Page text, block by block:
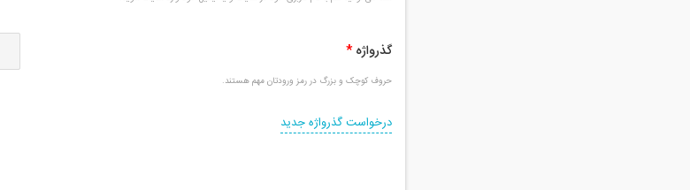
گذرواژه *
حروف کوچک و بزرگ در رمز ورودتان مهم هستند.
درخواست گذرواژه جدید